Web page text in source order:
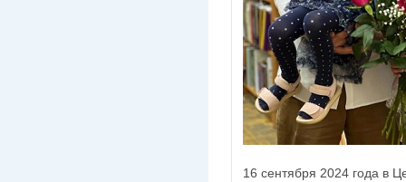
16 сентября 2024 года в